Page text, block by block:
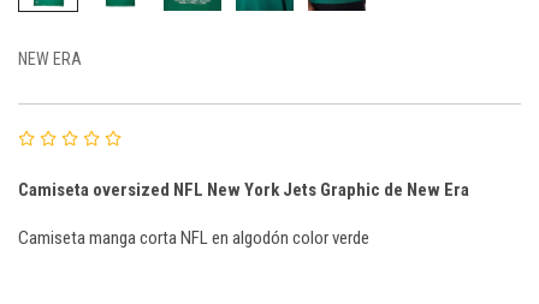
NEW ERA
Camiseta oversized NFL New York Jets Graphic de New Era
Camiseta manga corta NFL en algodón color verde